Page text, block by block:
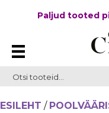
Paljud tooted
ESILEHT /